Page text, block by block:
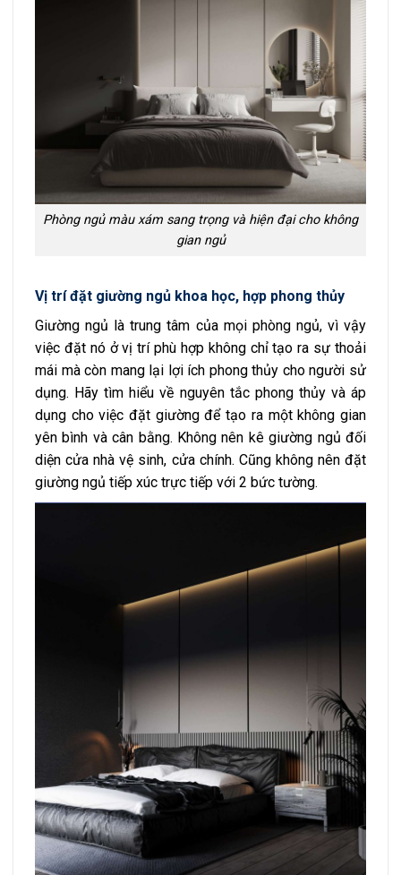
Phòng ngủ màu xám sang trọng và hiện đại cho không
gian ngủ
Vị trí đặt giường ngủ khoa học, hợp phong thủy
Giường ngủ là trung tâm của mọi phòng ngủ, vì vậy
việc đặt nó ở vị trí phù hợp không chỉ tạo ra sự thoải
mái mà còn mang lại lợi ích phong thủy cho người sử
dụng. Hãy tìm hiểu về nguyên tắc phong thủy và áp
dụng cho việc đặt giường để tạo ra một không gian
yên bình và cân bằng. Không nên kê giường ngủ đối
diện cửa nhà vệ sinh, cửa chính. Cũng không nên đặt
giường ngủ tiếp xúc trực tiếp với 2 bức tường.